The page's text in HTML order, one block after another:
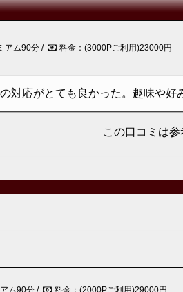
アム90分 /
料金：(3000Pご利用)23000円
対応がとても良かった。趣味や好
この口コミは
アム90分 /
料金：(2000Pご利用)29000円